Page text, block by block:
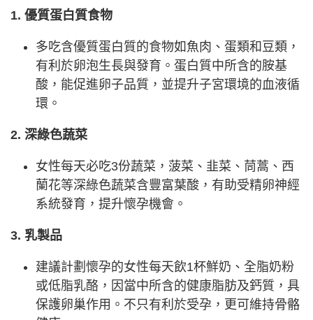
1. 優質蛋白質食物
多吃含優質蛋白質的食物如魚肉、蛋類和豆類，
有利於卵泡生長與發育。蛋白質中所含的胺基
酸，能促進卵子品質，並提升子宮環境的血液循
環。
2. 深綠色蔬菜
女性每天必吃3份蔬菜，菠菜、韭菜、茼蒿、西
蘭花等深綠色蔬菜含豐富葉酸，有助受精卵神經
系統發育，提升懷孕機會。
3. 乳製品
建議計劃懷孕的女性每天飲1杯鮮奶、全脂奶粉
或低脂乳酪，因當中所含的健康脂肪及鈣質，具
保護卵巢作用。不只有利於受孕，更可維持骨骼